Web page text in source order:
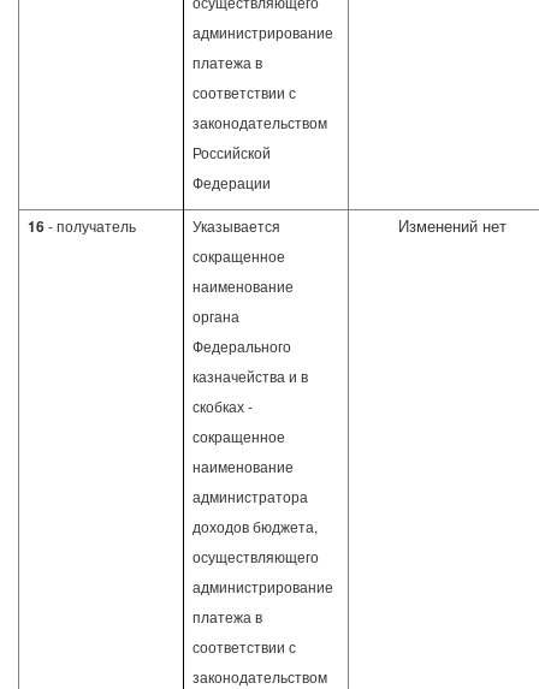
администрирование
платежа в
соответствии с
законодательством
Российской
Федерации
16- получатель
Указывается
сокращенное
наименование
органа
Федерального
казначейства и в
скобках -
сокращенное
наименование
администратора
доходов бюджета,
осуществляющего
администрирование
платежа в
соответствии с
законодательством
Изменений нет